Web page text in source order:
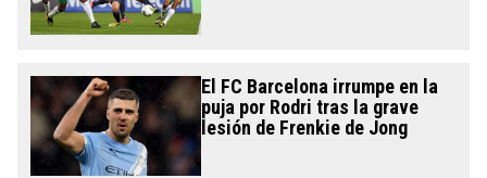
El FC Barcelona irrumpe en la
puja por Rodri tras la grave
lesión de Frenkie de Jong